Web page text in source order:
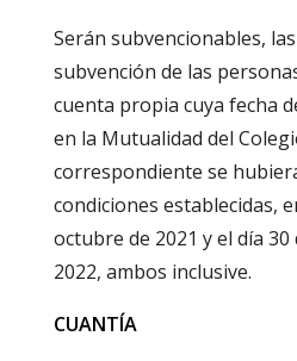
Serán subvencionables,
subvención de las
cuenta propia cuya fecha
en la Mutualidad del
correspondiente se
condiciones establecidas,
octubre de 2021 y el día
2022, ambos inclusive.
CUANTÍA